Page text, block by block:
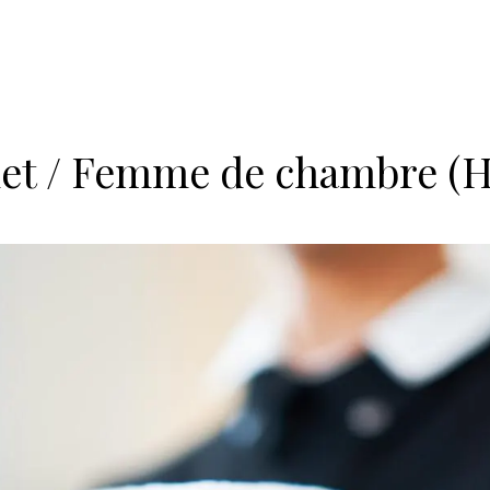
/ Femme de chambre